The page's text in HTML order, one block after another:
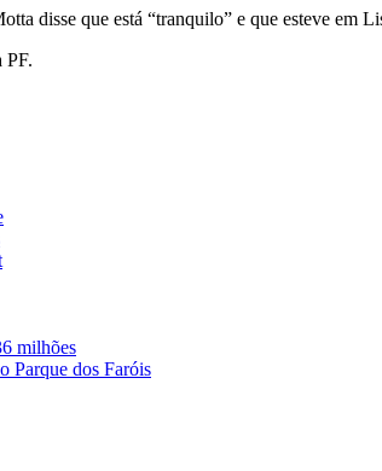
disse que está “tranquilo” e que esteve
PF.
milhões
Parque dos Faróis